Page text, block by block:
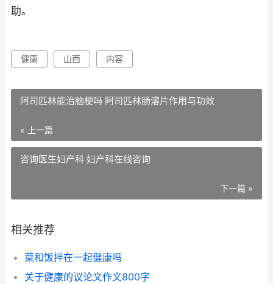
助。
健康 山西 内容
阿司匹林能治脑梗吗 阿司匹林肠溶片作用与功效
« 上一篇
咨询医生妇产科 妇产科在线咨询
下一篇 »
相关推荐
菜和饭拌在一起健康吗
关于健康的议论文作文800字